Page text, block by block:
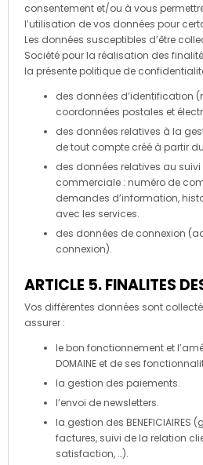
consentement et/ou à vous
l’utilisation de vos données pour
Les données susceptibles d’être
Société pour la réalisation des
la présente politique de
des données d’identification
coordonnées postales et
des données relatives à la
de tout compte créé à partir du
des données relatives au
commerciale : numéro de
demandes d’information,
avec les services.
des données de connexion
connexion).
ARTICLE 5. FINALITES
Vos différentes données sont
assurer :
le bon fonctionnement et
DOMAINE et de ses
la gestion des paiements.
l’envoi de newsletters.
la gestion des
factures, suivi de la relation
satisfaction, …).